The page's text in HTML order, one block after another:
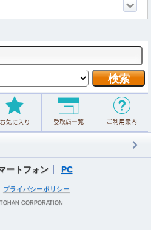
ートフォン PC
プライバシーポリシー
CORPORATION